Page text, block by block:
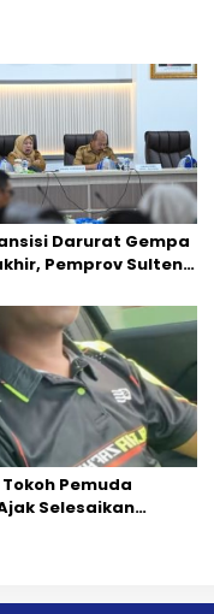
Darurat Gempa
Pemprov Sulteng
Tokoh Pemuda
Selesaikan